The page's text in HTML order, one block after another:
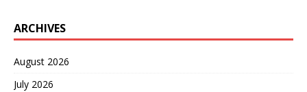
ARCHIVES
August 2026
July 2026